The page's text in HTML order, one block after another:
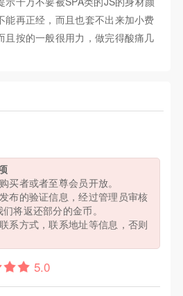
能再正经，而且也套不出来加小费
且按的一般很用力，做完得酸痛几
买者或者至尊会员开放。
布的验证信息，经过管理员审核
将返还部分的金币。
系方式，联系地址等信息，否则